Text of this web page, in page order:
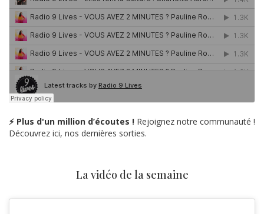
⚡ Plus d'un million d’écoutes ! Rejoignez notre communauté !
Découvrez ici, nos dernières sorties.
La vidéo de la semaine